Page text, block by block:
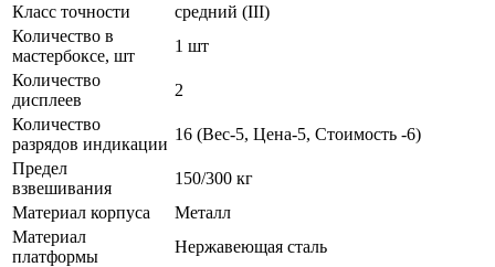
Класс точности
средний (III)
Количество в
мастербоксе, шт
1 шт
Количество
дисплеев
2
Количество
разрядов индикации
16 (Вес-5, Цена-5, Стоимость -6)
Предел
взвешивания
150/300 кг
Материал корпуса
Металл
Материал
платформы
Нержавеющая сталь